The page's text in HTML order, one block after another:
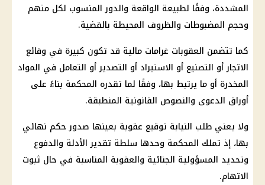
المشددة، وفقًا لطبيعة الواقعة والدور المنسوب لكل متهم
وحجم المضبوطات والظروف المحيطة بالقضية.
كما تتضمن العقوبات غرامات مالية قد تكون كبيرة في وقائع
الاتجار أو التصنيع أو الاستيراد أو التصدير أو التعامل في المواد
المخدرة أو ما يرتبط بها، وفقًا لما تقدره المحكمة بناءً على
أوراق الدعوى والنصوص القانونية المنطبقة.
ولا يعني طلب النيابة توقيع عقوبة بعينها صدور حكم نهائي
بها، إذ تملك المحكمة وحدها سلطة تقدير الأدلة والدفوع
وتحديد المسؤولية الجنائية والعقوبة المناسبة في حال ثبوت
الاتهام.